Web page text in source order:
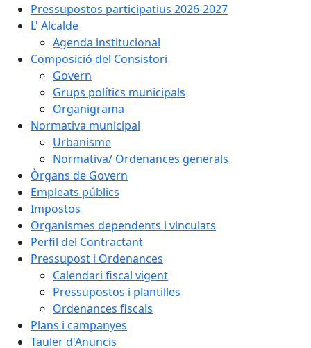
Pressupostos participatius 2026-2027
L' Alcalde
Agenda institucional
Composició del Consistori
Govern
Grups polítics municipals
Organigrama
Normativa municipal
Urbanisme
Normativa/ Ordenances generals
Òrgans de Govern
Empleats públics
Impostos
Organismes dependents i vinculats
Perfil del Contractant
Pressupost i Ordenances
Calendari fiscal vigent
Pressupostos i plantilles
Ordenances fiscals
Plans i campanyes
Tauler d'Anuncis